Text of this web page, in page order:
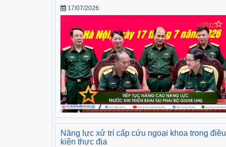
17/07/2026
Năng lực xử trí cấp cứu ngoại khoa trong điều
kiện thực địa